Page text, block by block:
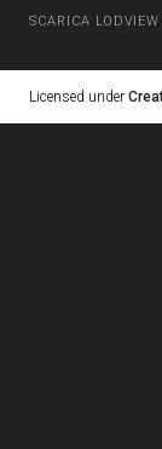
SCARICA
Licensed under